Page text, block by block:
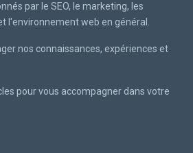
par le SEO, le marketing, les
l'environnement web en général.
nos connaissances, expériences et
pour vous accompagner dans votre